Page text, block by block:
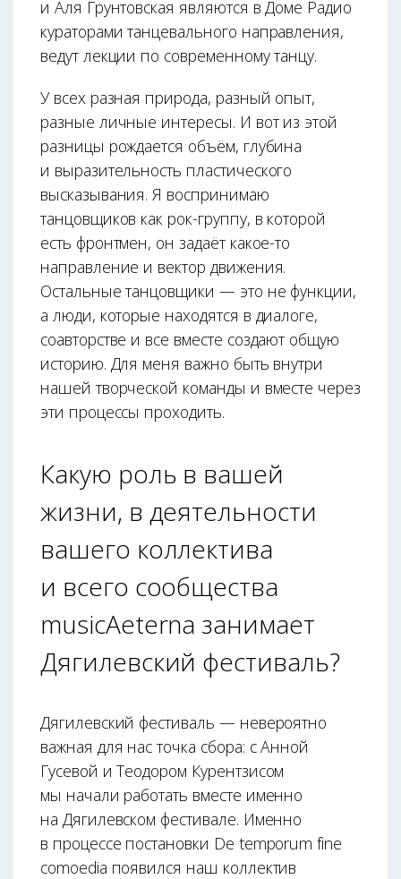
и Аля Грунтовская являются в Доме Радио
кураторами танцевального направления,
ведут лекции по современному танцу.
У всех разная природа, разный опыт,
разные личные интересы. И вот из этой
разницы рождается объём, глубина
и выразительность пластического
высказывания. Я воспринимаю
танцовщиков как рок-группу, в которой
есть фронтмен, он задаёт какое-то
направление и вектор движения.
Остальные танцовщики — это не функции,
а люди, которые находятся в диалоге,
соавторстве и все вместе создают общую
историю. Для меня важно быть внутри
нашей творческой команды и вместе через
эти процессы проходить.
Какую роль в вашей
жизни, в деятельности
вашего коллектива
и всего сообщества
musicAeterna занимает
Дягилевский фестиваль?
Дягилевский фестиваль — невероятно
важная для нас точка сбора: с Анной
Гусевой и Теодором Курентзисом
мы начали работать вместе именно
на Дягилевском фестивале. Именно
в процессе постановки De temporum fine
comoedia появился наш коллектив